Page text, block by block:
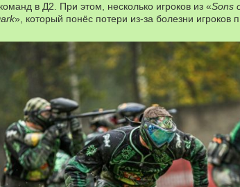
в Д2. При этом, несколько игроков из «Sons
», который понёс потери из-за болезни игроков